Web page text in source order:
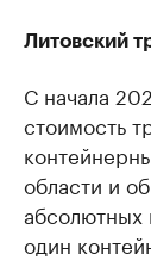
Литовский
С начала
стоимость
области и
абсолютных
один